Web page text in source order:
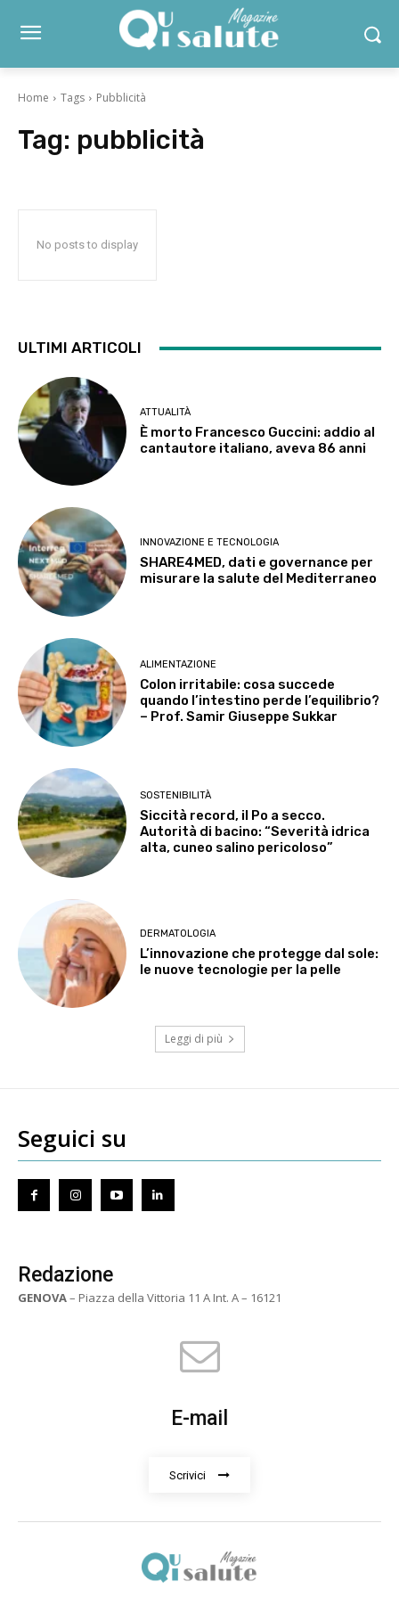
Home Tags Pubblicità
Tag: pubblicità
No posts to display
ULTIMI ARTICOLI
ATTUALITÀ
È morto Francesco Guccini: addio al
cantautore italiano, aveva 86 anni
INNOVAZIONE E TECNOLOGIA
SHARE4MED, dati e governance per
misurare la salute del Mediterraneo
ALIMENTAZIONE
Colon irritabile: cosa succede
quando l’intestino perde l’equilibrio?
– Prof. Samir Giuseppe Sukkar
SOSTENIBILITÀ
Siccità record, il Po a secco.
Autorità di bacino: “Severità idrica
alta, cuneo salino pericoloso”
DERMATOLOGIA
L’innovazione che protegge dal sole:
le nuove tecnologie per la pelle
Leggi di più
Seguici su
Redazione
GENOVA– Piazza della Vittoria 11 A Int. A – 16121
E-mail
Scrivici